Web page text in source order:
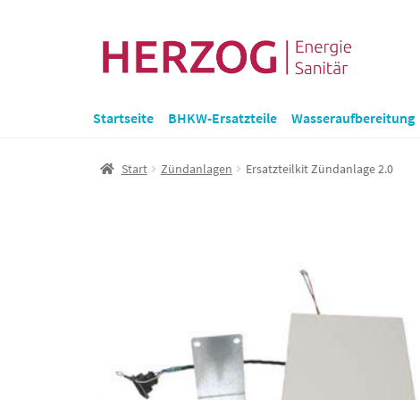
Zur
Navigation
Zum
Inhalt
Startseite BHKW-Ersatzteile Wasseraufbereitung
Start Zündanlagen Ersatzteilkit Zündanlage 2.0